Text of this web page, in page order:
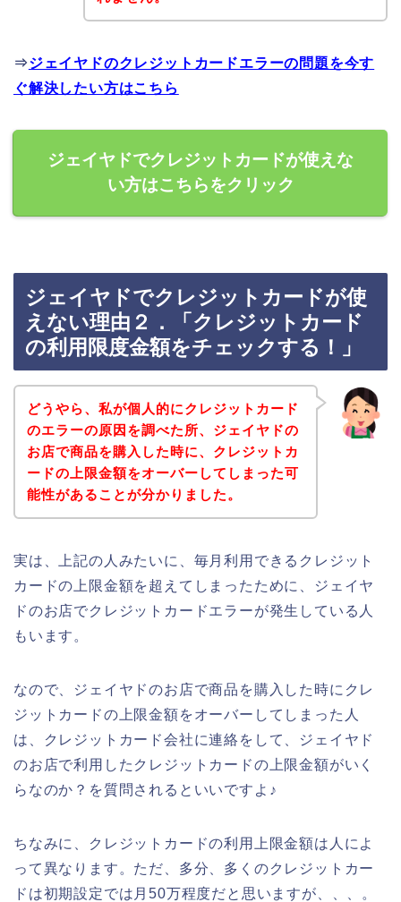
⇒ジェイヤドのクレジットカードエラーの問題を今す
ぐ解決したい方はこちら
ジェイヤドでクレジットカードが使えな
い方はこちらをクリック
ジェイヤドでクレジットカードが使
えない理由２．「クレジットカード
の利用限度金額をチェックする！」
どうやら、私が個人的にクレジットカード
のエラーの原因を調べた所、ジェイヤドの
お店で商品を購入した時に、クレジットカ
ードの上限金額をオーバーしてしまった可
能性があることが分かりました。
実は、上記の人みたいに、毎月利用できるクレジット
カードの上限金額を超えてしまったために、ジェイヤ
ドのお店でクレジットカードエラーが発生している人
もいます。
なので、ジェイヤドのお店で商品を購入した時にクレ
ジットカードの上限金額をオーバーしてしまった人
は、クレジットカード会社に連絡をして、ジェイヤド
のお店で利用したクレジットカードの上限金額がいく
らなのか？を質問されるといいですよ♪
ちなみに、クレジットカードの利用上限金額は人によ
って異なります。ただ、多分、多くのクレジットカー
ドは初期設定では月50万程度だと思いますが、、、。